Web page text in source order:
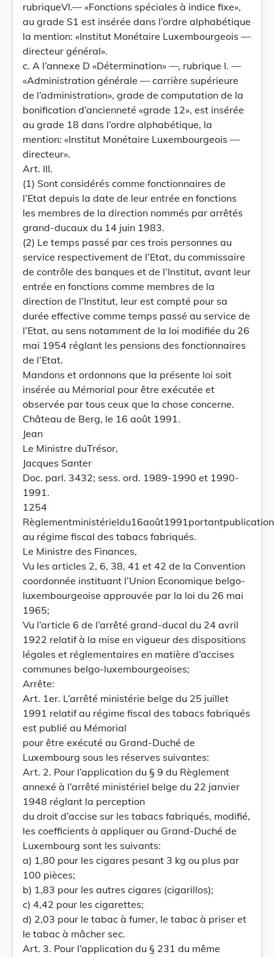
rubriqueVI.— «Fonctions spéciales à indice fixe»,
au grade S1 est insérée dans l’ordre alphabétique
la mention: «Institut Monétaire Luxembourgeois —
directeur général».
c. A l’annexe D «Détermination» —, rubrique I. —
«Administration générale — carrière supérieure
de l’administration», grade de computation de la
bonification d’ancienneté «grade 12», est insérée
au grade 18 dans l’ordre alphabétique, la
mention: «Institut Monétaire Luxembourgeois —
directeur».
Art. III.
(1) Sont considérés comme fonctionnaires de
l’Etat depuis la date de leur entrée en fonctions
les membres de la direction nommés par arrêtés
grand-ducaux du 14 juin 1983.
(2) Le temps passé par ces trois personnes au
service respectivement de l’Etat, du commissaire
de contrôle des banques et de l’Institut, avant leur
entrée en fonctions comme membres de la
direction de l’Institut, leur est compté pour sa
durée effective comme temps passé au service de
l’Etat, au sens notamment de la loi modifiée du 26
mai 1954 réglant les pensions des fonctionnaires
de l’Etat.
Mandons et ordonnons que la présente loi soit
insérée au Mémorial pour être exécutée et
observée par tous ceux que la chose concerne.
Château de Berg, le 16 août 1991.
Jean
Le Ministre duTrésor,
Jacques Santer
Doc. parl. 3432; sess. ord. 1989-1990 et 1990-
1991.
1254
au régime fiscal des tabacs fabriqués.
Le Ministre des Finances,
Vu les articles 2, 6, 38, 41 et 42 de la Convention
coordonnée instituant l’Union Economique belgo-
luxembourgeoise approuvée par la loi du 26 mai
1965;
Vu l’article 6 de l’arrêté grand-ducal du 24 avril
1922 relatif à la mise en vigueur des dispositions
légales et réglementaires en matière d’accises
communes belgo-luxembourgeoises;
Arrête:
Art. 1er. L’arrêté ministérie belge du 25 juillet
1991 relatif au régime fiscal des tabacs fabriqués
est publié au Mémorial
pour être exécuté au Grand-Duché de
Luxembourg sous les réserves suivantes:
Art. 2. Pour l’application du § 9 du Règlement
annexé à l’arrêté ministériel belge du 22 janvier
1948 réglant la perception
du droit d’accise sur les tabacs fabriqués, modifié,
les coefficients à appliquer au Grand-Duché de
Luxembourg sont les suivants:
a) 1,80 pour les cigares pesant 3 kg ou plus par
100 pièces;
b) 1,83 pour les autres cigares (cigarillos);
c) 4,42 pour les cigarettes;
d) 2,03 pour le tabac à fumer, le tabac à priser et
le tabac à mâcher sec.
Art. 3. Pour l’application du § 231 du même